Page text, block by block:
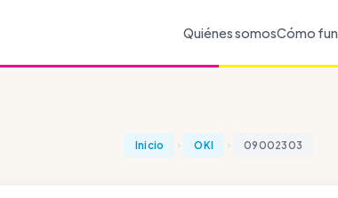
Quiénes somosCómo
Inicio OKI 09002303